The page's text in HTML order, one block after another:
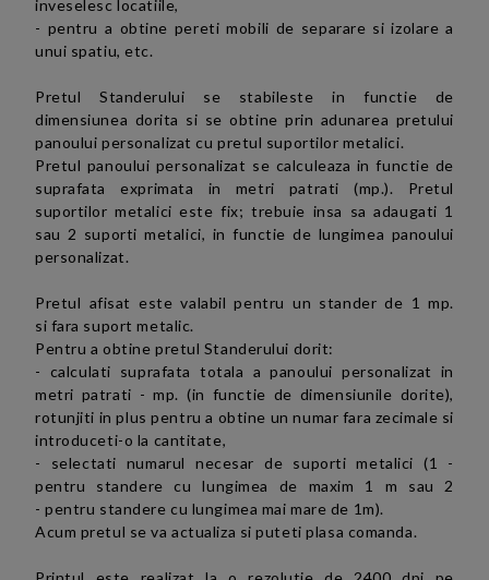
inveselesc locatiile,
- pentru a obtine pereti mobili de separare si izolare a
unui spatiu, etc.
Pretul Standerului se stabileste in functie de
dimensiunea dorita si se obtine prin adunarea pretului
panoului personalizat cu pretul suportilor metalici.
Pretul panoului personalizat se calculeaza in functie de
suprafata exprimata in metri patrati (mp.). Pretul
suportilor metalici este fix; trebuie insa sa adaugati 1
sau 2 suporti metalici, in functie de lungimea panoului
personalizat.
Pretul afisat este valabil pentru un stander de 1 mp.
si fara suport metalic.
Pentru a obtine pretul Standerului dorit:
- calculati suprafata totala a panoului personalizat in
metri patrati - mp. (in functie de dimensiunile dorite),
rotunjiti in plus pentru a obtine un numar fara zecimale si
introduceti-o la cantitate,
- selectati numarul necesar de suporti metalici (1 -
pentru standere cu lungimea de maxim 1 m sau 2
-pentru standere cu lungimea mai mare de 1m).
Acum pretul se va actualiza si putetiplasa comanda.